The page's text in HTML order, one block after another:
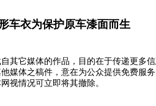
车衣为保护原车漆面而生
其它媒体的作品，目的在于传递更多
他媒体之稿件，意在为公众提供免费服
视情况可立即将其撤除。